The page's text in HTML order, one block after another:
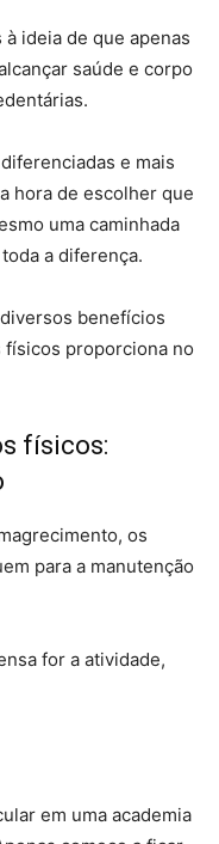
ideia de que apenas
saúde e corpo
e mais
hora de escolher que
uma caminhada
a diferença.
benefícios
proporciona no
físicos:
os
para a manutenção
for a atividade,
em uma academia